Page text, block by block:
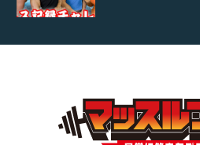
【TV】TBS番組
TOKYO FMラジ